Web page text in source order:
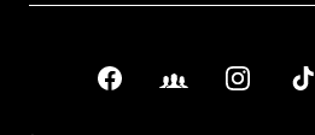
Link
FacebookFacebook Groups
Instagram